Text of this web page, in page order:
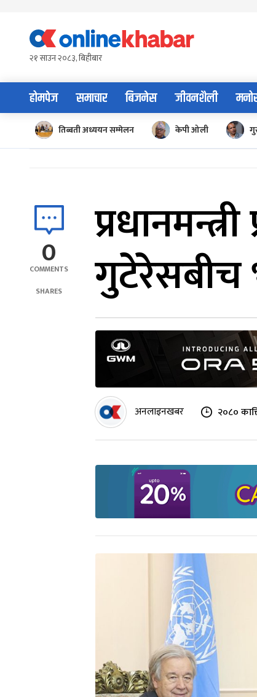
content२१ साउन २०८३, बिहीबार
होमपेज समाचार बिजनेस जीवनशैली
तिब्बती अध्ययन सम्मेलन केपी ओली
0
COMMENTS
SHARES
गुटेरेसबीच
अनलाइनखबर २०८०